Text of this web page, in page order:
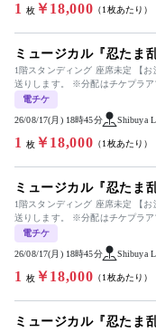
1 枚￥18,000 （1枚あたり）
ミュージカル『忍たま
1階スタンディング 座席未定 【
送りします。 ※分配はチケプラ
分配可能時間はイープラ...
電チケ
26/08/17(月) 18時45分 Shibuya
1 枚￥18,000 （1枚あたり）
ミュージカル『忍たま
1階スタンディング 座席未定 【
送りします。 ※分配はチケプラ
分配可能時間はイープラ...
電チケ
26/08/17(月) 18時45分 Shibuya
1 枚￥18,000 （1枚あたり）
ミュージカル『忍たま